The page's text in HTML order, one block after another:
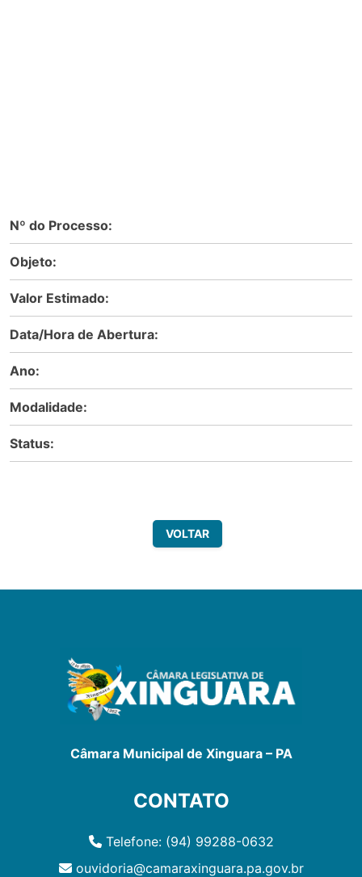
Nº do Processo:
Objeto:
Valor Estimado:
Data/Hora de Abertura:
Ano:
Modalidade:
Status:
VOLTAR
Câmara Municipal de Xinguara – PA
CONTATO
Telefone: (94) 99288-0632
ouvidoria@camaraxinguara.pa.gov.br